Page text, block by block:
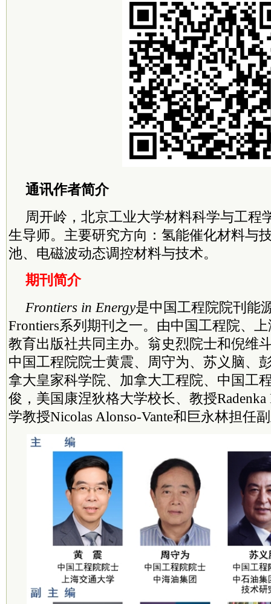
通讯作者简介
周开岭，北京工业大学材料科学与工程
生导师。主要研究方向：氢能催化材料与
池、电磁波动态调控材料与技术。
期刊简介
Frontiers in Energy是中国工程院院刊能
Frontiers系列期刊之一。由中国工程院、
教育出版社共同主办。翁史烈院士和倪维
中国工程院院士黄震、周守为、苏义脑、
拿大皇家科学院、加拿大工程院、中国工
俊，美国康涅狄格大学校长、教授
学教授Nicolas Alonso-Vante和巨永林担任